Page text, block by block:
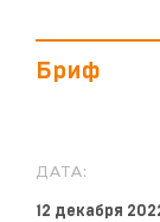
ДАТА:
12 декабря
Бриф